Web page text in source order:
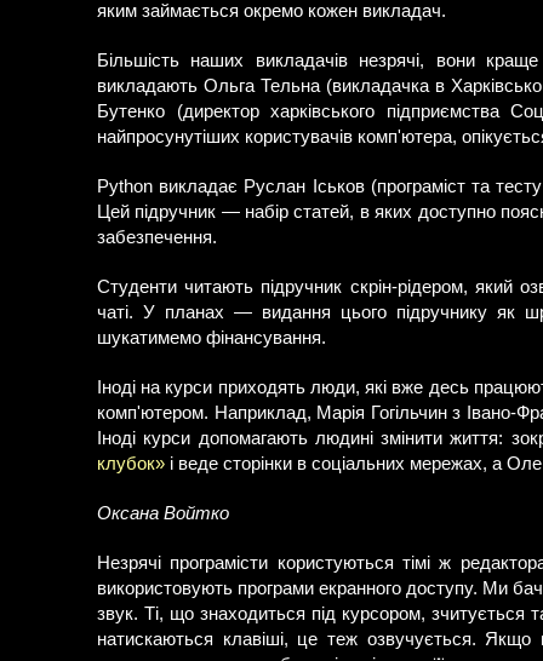
яким займається окремо кожен викладач.
Більшість наших викладачів незрячі, вони
викладають Ольга Тельна (викладачка в
Бутенко (директор харківського
найпросунутіших користувачів комп'ютера,
Python викладає Руслан Іськов (програміст та
Цей підручник — набір статей, в яких доступно
забезпечення.
Студенти читають підручник скрін-рідером, який
чаті. У планах — видання цього підручнику як
шукатимемо фінансування.
Іноді на курси приходять люди, які вже десь
комп'ютером. Наприклад, Марія Гогільчин з Івано-
Іноді курси допомагають людині змінити життя:
клубок» і веде сторінки в соціальних мережах, а
Оксана Войтко
Незрячі програмісти користуються тімі ж
використовують програми екранного доступу. Ми
звук. Ті, що знаходиться під курсором, зчитується
натискаються клавіші, це теж озвучується. Якщо